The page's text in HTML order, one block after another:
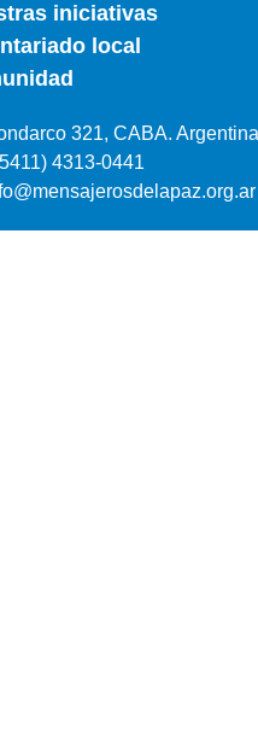
iniciativas
local
321, CABA.
4313-0441